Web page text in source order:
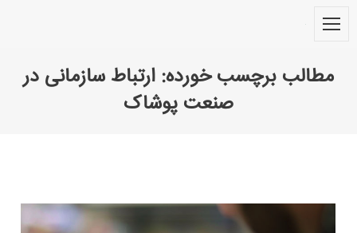
مطالب برچسب خورده: ارتباط سازمانی در
صنعت پوشاک